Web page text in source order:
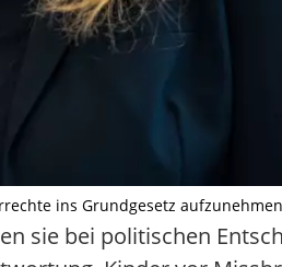
ins Grundgesetz
sie bei politischen